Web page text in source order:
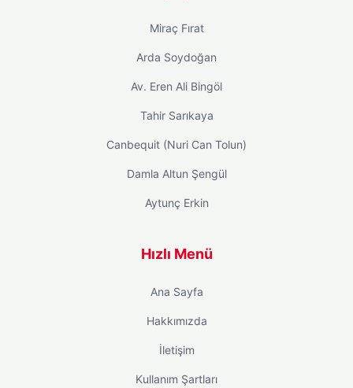
Miraç Fırat
Arda Soydoğan
Av. Eren Ali Bingöl
Tahir Sarıkaya
Canbequit (Nuri Can Tolun)
Damla Altun Şengül
Aytunç Erkin
Hızlı Menü
Ana Sayfa
Hakkımızda
İletişim
Kullanım Şartları